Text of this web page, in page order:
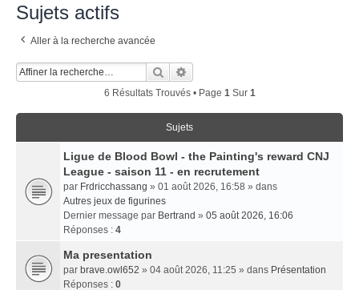
Sujets actifs
Aller à la recherche avancée
Rechercher
6 Résultats Trouvés • Page 1Sur 1
Sujets
Ligue de Blood Bowl - the Painting's reward CNJ
League - saison 11 - en recrutement
par Frdricchassang » 01 août 2026, 16:58 » dans
Autres jeux de figurines
Dernier message par Bertrand » 05 août 2026, 16:06
Réponses : 4
Ma presentation
par brave.owl652 » 04 août 2026, 11:25 » dans Présentation
Réponses : 0